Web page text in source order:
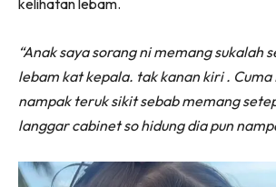
“Anak saya sorang ni memang sukalah
lebam kat kepala. tak kanan kiri . Cuma
nampak teruk sikit sebab memang
langgar cabinet so hidung dia pun